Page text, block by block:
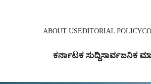
ABOUT USEDITORIAL POLICY
ಕರ್ನಾಟಕ ಸುದ್ದಿಸಾರ್ವಜನಿಕ